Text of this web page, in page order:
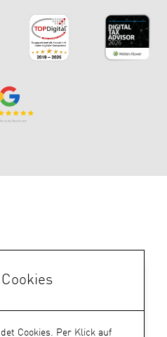
Cookies
Cookies. Per Klick auf